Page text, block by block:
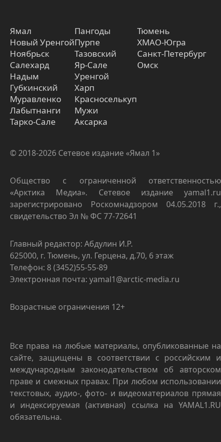
Ямал
Новый Уренгой
Ноябрьск
Салехард
Надым
Губкинский
Муравленко
Лабытнанги
Тарко-Сале
Пангоды
Пурпе
Тазовский
Яр-Сале
Уренгой
Харп
Красноселькуп
Мужи
Аксарка
Тюмень
ХМАО-Югра
Санкт-Петербург
Омск
© 2018-2026 Сетевое издание «Ямал 1»
Общество с ограниченной ответственностью
«Арктика Медиа». Сетевое издание yamal1.ru
зарегистрировано Роскомнадзором 04.05.2018 г.,
свидетельство Эл № ФС 77-72641
Главный редактор: Абдулин И.Р.
625000, г. Тюмень, ул. Герцена, д.70, 6 этаж
Телефон: 8 (3452)55-55-89
Электронная почта: yamal1@arctic-media.ru
Возрастные ограничения 12+
Все права на любые материалы, опубликованные на
сайте, защищены в соответствии с российским и
международным законодательством об авторском
праве и смежных правах. При любом использовании
текстовых, аудио-, фото- и видеоматериалов прямая
и индексируемая (активная) ссылка на YAMAL1.RU
обязательна.